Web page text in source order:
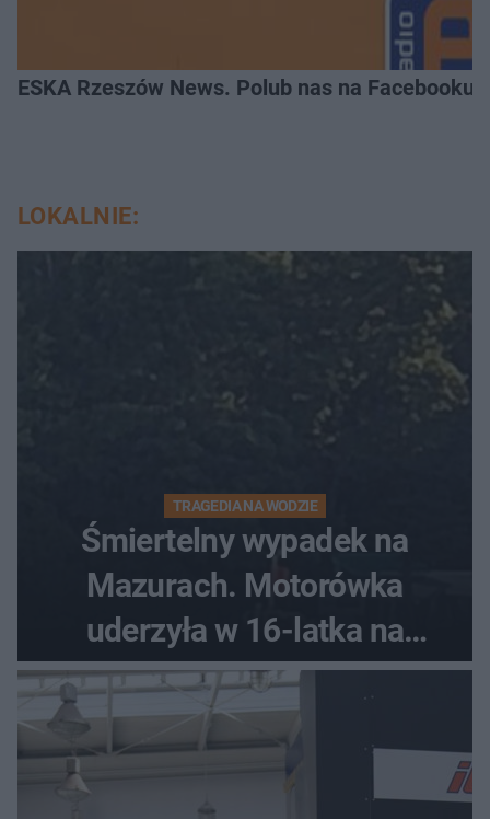
ESKA Rzeszów News. Polub nas na Facebooku!
LOKALNIE:
TRAGEDIA NA WODZIE
Śmiertelny wypadek na
Mazurach. Motorówka
uderzyła w 16-latka na
skuterze